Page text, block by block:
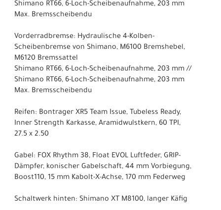
Shimano RT66, 6-Loch-Scheibenaufnahme, 203 mm
Max. Bremsscheibendu
Vorderradbremse: Hydraulische 4-Kolben-
Scheibenbremse von Shimano, M6100 Bremshebel,
M6120 Bremssattel
Shimano RT66, 6-Loch-Scheibenaufnahme, 203 mm //
Shimano RT66, 6-Loch-Scheibenaufnahme, 203 mm
Max. Bremsscheibendu
Reifen: Bontrager XR5 Team Issue, Tubeless Ready,
Inner Strength Karkasse, Aramidwulstkern, 60 TPI,
27.5 x 2.50
Gabel: FOX Rhythm 38, Float EVOL Luftfeder, GRIP-
Dämpfer, konischer Gabelschaft, 44 mm Vorbiegung,
Boost110, 15 mm Kabolt-X-Achse, 170 mm Federweg
Schaltwerk hinten: Shimano XT M8100, langer Käfig